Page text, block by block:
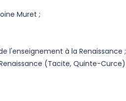
Muret ;
l'enseignement à la Renaissance ;
(Tacite, Quinte-Curce)